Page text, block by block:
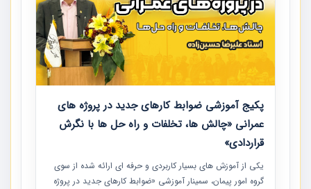
پکیج آموزشی ضوابط کارهای جدید در پروژه های
عمرانی «چالش ها، تخلفات و راه حل ها با نگرش
قراردادی»
یکی از آموزش‏‏‏‏‏‏ های بسیار کاربردی و حرفه‏ ای ارائه شده از سوی
گروه امور پیمان، سمینار آموزشی «ضوابط کارهای جدید در پروژه